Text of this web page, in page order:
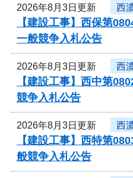
2026年8月3日更新 西
【建設工事】西保第
一般競争入札公告
2026年8月3日更新 西
【建設工事】西中第
競争入札公告
2026年8月3日更新 西
【建設工事】西特第
般競争入札公告